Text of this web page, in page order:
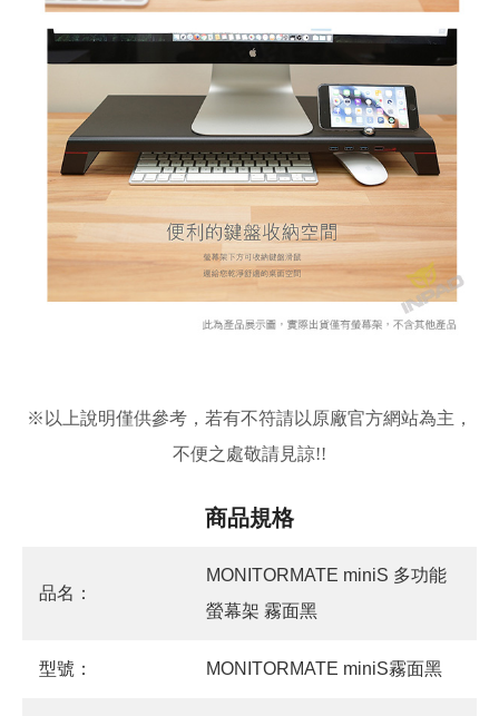
※ 以上說明僅供參考，若有不符請以原廠官方網站為主，
不便之處敬請見諒!!
商品規格
品名：
MONITORMATE miniS 多功能
螢幕架 霧面黑
型號： MONITORMATE miniS霧面黑